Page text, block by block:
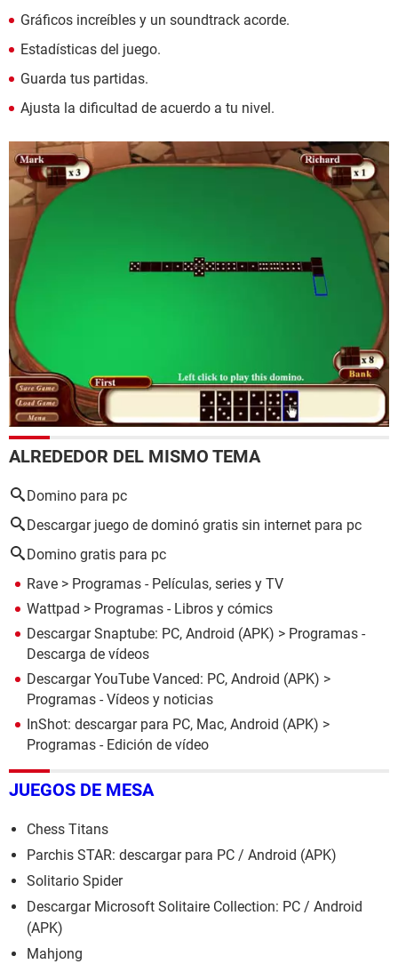
Gráficos increíbles y un soundtrack acorde.
Estadísticas del juego.
Guarda tus partidas.
Ajusta la dificultad de acuerdo a tu nivel.
ALREDEDOR DEL MISMO TEMA
Domino para pc
Descargar juego de dominó gratis sin internet para pc
Domino gratis para pc
Rave > Programas - Películas, series y TV
Wattpad > Programas - Libros y cómics
Descargar Snaptube: PC, Android (APK) > Programas -
Descarga de vídeos
Descargar YouTube Vanced: PC, Android (APK) >
Programas - Vídeos y noticias
InShot: descargar para PC, Mac, Android (APK) >
Programas - Edición de vídeo
JUEGOS DE MESA
Chess Titans
Parchis STAR: descargar para PC / Android (APK)
Solitario Spider
Descargar Microsoft Solitaire Collection: PC / Android
(APK)
Mahjong